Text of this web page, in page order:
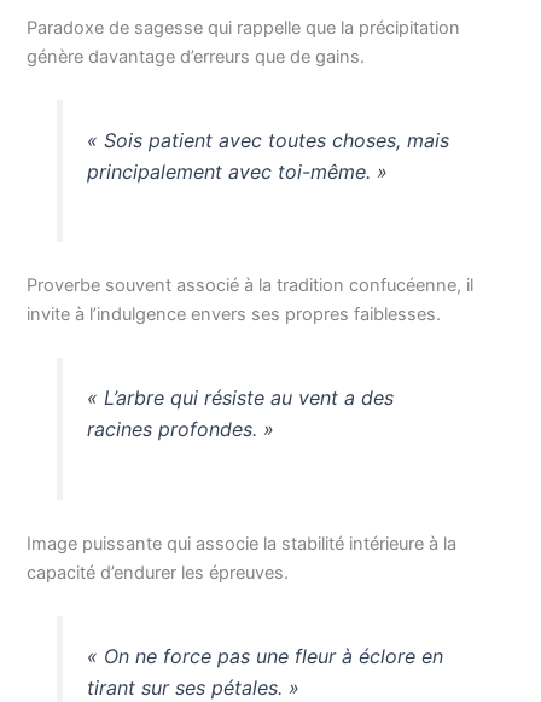
Paradoxe de sagesse qui rappelle que la précipitation
génère davantage d’erreurs que de gains.
« Sois patient avec toutes choses, mais
principalement avec toi-même. »
Proverbe souvent associé à la tradition confucéenne, il
invite à l’indulgence envers ses propres faiblesses.
« L’arbre qui résiste au vent a des
racines profondes. »
Image puissante qui associe la stabilité intérieure à la
capacité d’endurer les épreuves.
« On ne force pas une fleur à éclore en
tirant sur ses pétales. »